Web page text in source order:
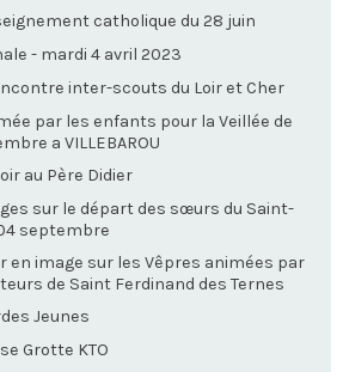
catholique du 28 juin
- mardi 4 avril 2023
inter-scouts du Loir et Cher
par les enfants pour la Veillée de
a VILLEBAROU
au Père Didier
sur le départ des sœurs du Saint-
septembre
en image sur les Vêpres animées par
de Saint Ferdinand des Ternes
Jeunes
Grotte KTO